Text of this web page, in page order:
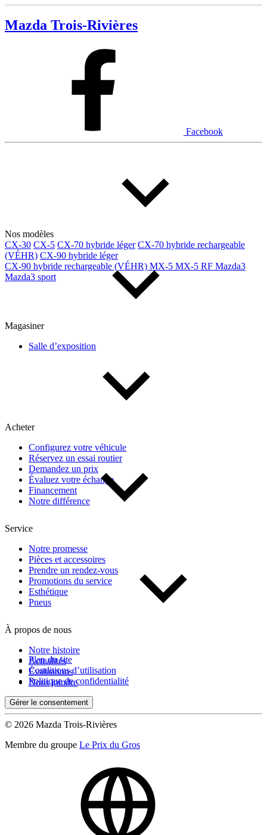
Mazda Trois-Rivières
Facebook
Nos modèles
CX-30 CX-5 CX-70 hybride léger CX-70 hybride rechargeable
(VÉHR) CX-90 hybride léger
CX-90 hybride rechargeable (VÉHR) MX-5 MX-5 RF Mazda3
Mazda3 sport
Magasiner
Salle d’exposition
Acheter
Configurez votre véhicule
Réservez un essai routier
Demandez un prix
Évaluez votre échange
Financement
Notre différence
Service
Notre promesse
Pièces et accessoires
Prendre un rendez-vous
Promotions du service
Esthétique
Pneus
À propos de nous
Notre histoire
Actualités
Évaluations
Nous joindre
Plan du site
Conditions d’utilisation
Politique de confidentialité
Gérer le consentement
© 2026 Mazda Trois-Rivières
Membre du groupe Le Prix du Gros